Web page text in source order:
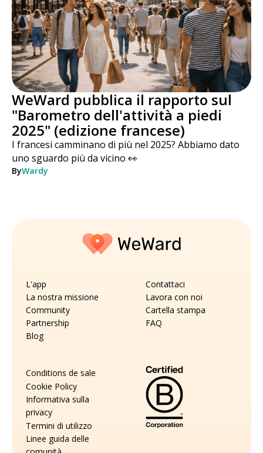
WeWard pubblica il rapporto sul
"Barometro dell'attività a piedi
2025" (edizione francese)
I francesi camminano di più nel 2025? Abbiamo dato
uno sguardo più da vicino 👀
ByWardy
L'app
La nostra missione
Community
Partnership
Blog
Contattaci
Lavora con noi
Cartella stampa
FAQ
Conditions de sale
Cookie Policy
Informativa sulla
privacy
Termini di utilizzo
Linee guida delle